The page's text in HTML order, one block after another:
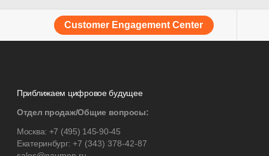
Customer Engagement Center
Приближаем цифровое будущее
Отдел продаж/Общие вопросы:
Москва: +7 (495) 145-90-45
Екатеринбург:+7 (343) 378-42-87